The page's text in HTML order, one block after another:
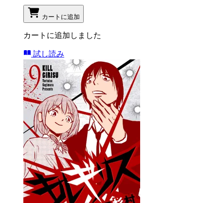
カートに追加
カートに追加しました
試し読み